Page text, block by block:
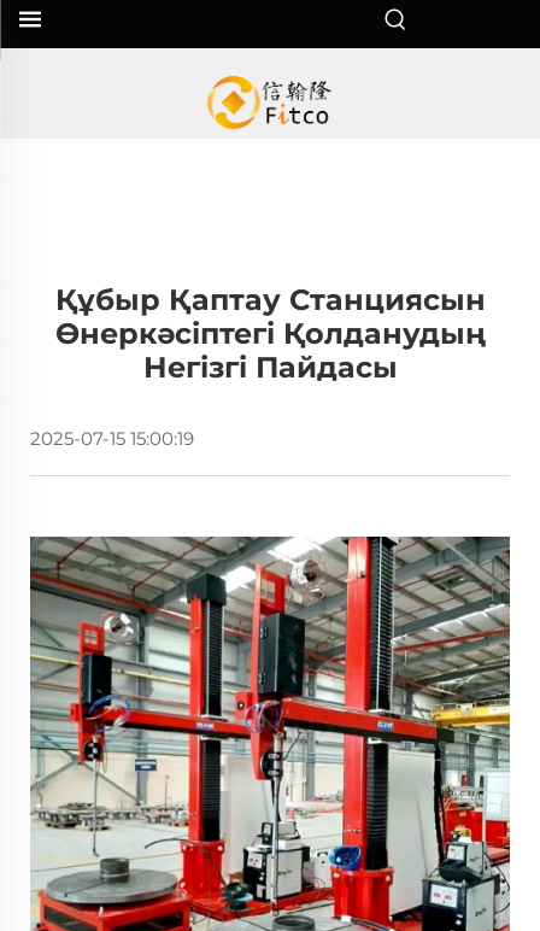
Құбыр Қаптау Станциясын
Өнеркәсіптегі Қолданудың
Негізгі Пайдасы
2025-07-15 15:00:19